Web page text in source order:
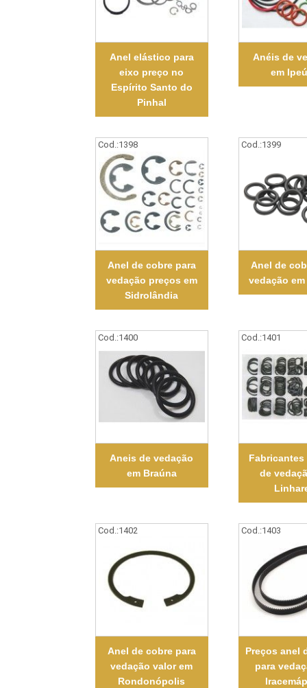
Anel elástico para
eixo preço no
Espírito Santo do
Pinhal
Anéis de
em
Cod.:1398
Anel de cobre para
vedação preços em
Sidrolândia
Cod.:1399
Anel de
vedação
Cod.:1400
Aneis de vedação
em Braúna
Cod.:1401
Fabricantes
de
Cod.:1402
Anel de cobre para
vedação valor em
Rondonópolis
Cod.:1403
Preços anel
para